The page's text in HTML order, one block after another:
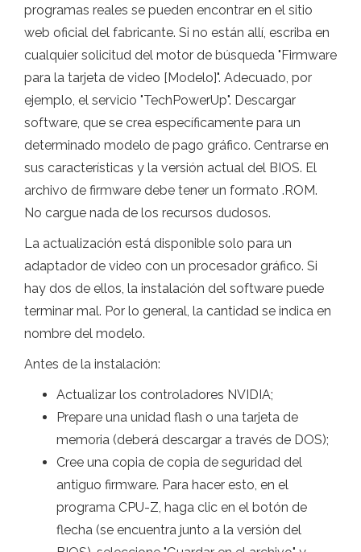
programas reales se pueden encontrar en el sitio
web oficial del fabricante. Si no están allí, escriba en
cualquier solicitud del motor de búsqueda "Firmware
para la tarjeta de video [Modelo]". Adecuado, por
ejemplo, el servicio "TechPowerUp". Descargar
software, que se crea específicamente para un
determinado modelo de pago gráfico. Centrarse en
sus características y la versión actual del BIOS. El
archivo de firmware debe tener un formato .ROM.
No cargue nada de los recursos dudosos.
La actualización está disponible solo para un
adaptador de video con un procesador gráfico. Si
hay dos de ellos, la instalación del software puede
terminar mal. Por lo general, la cantidad se indica en
nombre del modelo.
Antes de la instalación:
Actualizar los controladores NVIDIA;
Prepare una unidad flash o una tarjeta de
memoria (deberá descargar a través de DOS);
Cree una copia de copia de seguridad del
antiguo firmware. Para hacer esto, en el
programa CPU-Z, haga clic en el botón de
flecha (se encuentra junto a la versión del